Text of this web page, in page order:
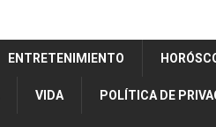
ENTRETENIMIENTO
VIDA POLÍTICA DE